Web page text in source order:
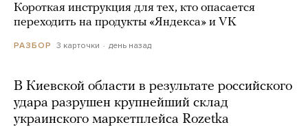
Короткая инструкция для тех, кто опасается
переходить на продукты «Яндекса» и VK
РАЗБОР 3 карточки день назад
В Киевской области в результате российского
удара разрушен крупнейший склад
украинского маркетплейса Rozetka